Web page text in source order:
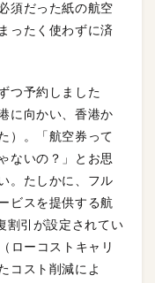
須だった紙の航空
ったく使わずに済
つ予約しました
に向かい、香港か
）。「航空券って
ないの？」とお思
。たしかに、フル
ビスを提供する航
割引が設定されてい
ローコストキャリ
コスト削減によ